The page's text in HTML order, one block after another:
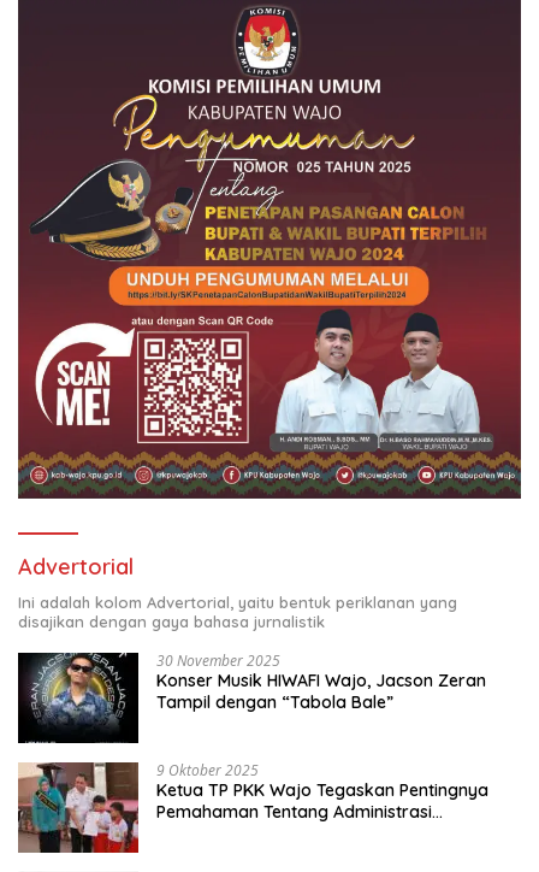
Advertorial
Ini adalah kolom Advertorial, yaitu bentuk periklanan yang
disajikan dengan gaya bahasa jurnalistik
30 November 2025
Konser Musik HIWAFI Wajo, Jacson Zeran
Tampil dengan “Tabola Bale”
9 Oktober 2025
Ketua TP PKK Wajo Tegaskan Pentingnya
Pemahaman Tentang Administrasi